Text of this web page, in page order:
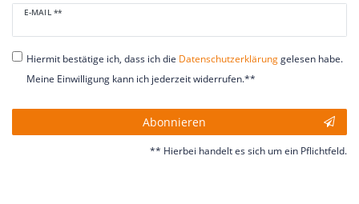
E-MAIL **
Newsletter
Honig
Hiermit bestätige ich, dass ich die Daten­schutz­erklärunggelesen habe.
Meine Einwilligung kann ich jederzeit widerrufen.**
Abonnieren
** Hierbei handelt es sich um ein Pflichtfeld.